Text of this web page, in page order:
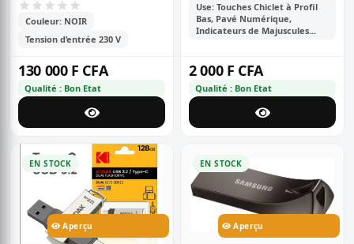
Couleur: NOIR
Tension d’entrée 230 V
130 000 F CFA
Qualité : Bon Etat
Use: Touches Chiclet à Profil
Bas, Pavé Numérique,
Indicateurs de Majuscules...
2 000 F CFA
Qualité : Bon Etat
EN STOCK
Aperçu
EN STOCK
Aperçu